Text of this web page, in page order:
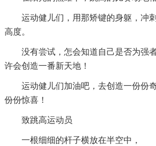
运动健儿们，用那矫键的身躯，冲
高度。
没有尝试，怎会知道自己是否为强
许会创造一番新天地！
运动健儿们加油吧，去创造一份份
份份惊喜！
致跳高运动员
一根细细的杆子横放在半空中，